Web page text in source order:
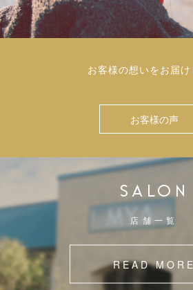
お客様の想いをお届け
お客様の声
SALON
店舗一覧
READ MORE